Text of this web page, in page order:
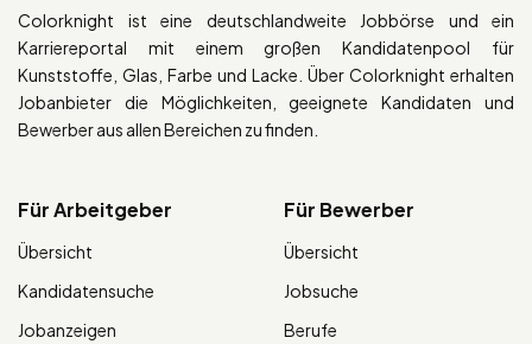
Colorknight ist eine deutschlandweite Jobbörse und ein
Karriereportal mit einem großen Kandidatenpool für
Kunststoffe, Glas, Farbe und Lacke. Über Colorknight erhalten
Jobanbieter die Möglichkeiten, geeignete Kandidaten und
Bewerber aus allen Bereichen zu finden.
Für Arbeitgeber
Übersicht
Kandidatensuche
Jobanzeigen
Für Bewerber
Übersicht
Jobsuche
Berufe